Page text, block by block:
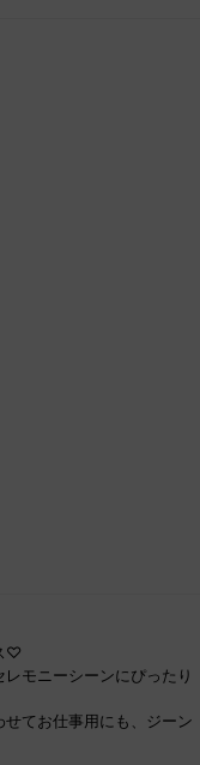
♡
モニーシーンにぴったり
てお仕事用にも、ジーン